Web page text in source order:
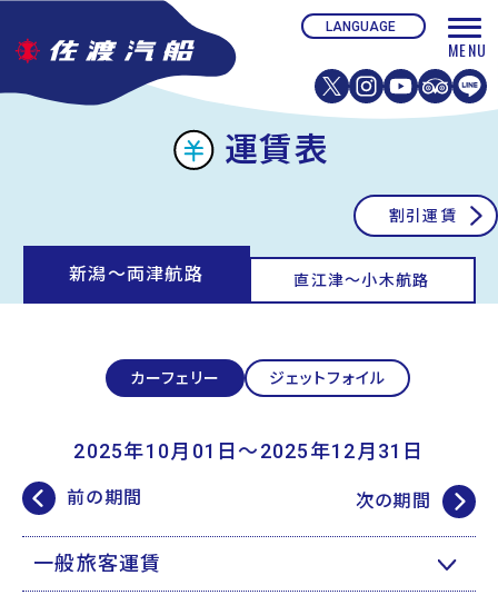
運賃表
割引運賃
新潟〜両津航路 直江津〜小木航路
カーフェリー ジェットフォイル
前の期間
2025年10月01日〜2025年12月31日
次の期間
一般旅客運賃